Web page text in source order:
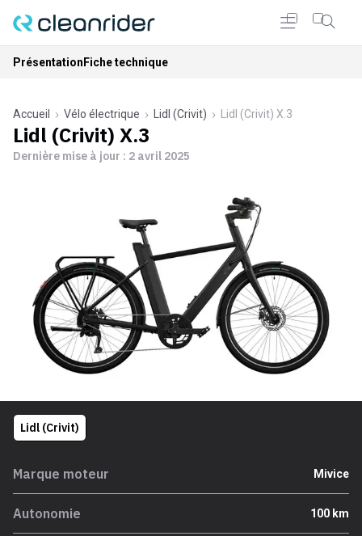
Présentation Fiche technique
Accueil Vélo électrique Lidl (Crivit) Lidl (Crivit) X.3
Lidl (Crivit) X.3
Dernière mise à jour : 2 avril 2025
Lidl (Crivit)
Marque moteur Mivice
Autonomie 100 km